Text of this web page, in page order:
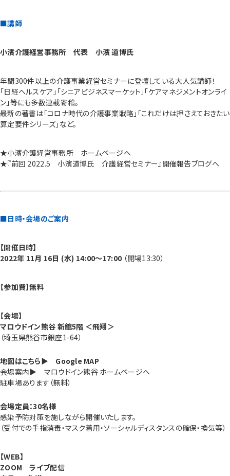
■講師
小濱介護経営事務所 代表 小濱 道博氏
年間300件以上の介護事業経営セミナーに登壇している大人気講師！
「日経ヘルスケア」「シニアビジネスマーケット」「ケアマネジメントオンライ
ン」等にも多数連載寄稿。
最新の著書は「コロナ時代の介護事業戦略」「これだけは押さえておきたい
算定要件シリーズ」など。
★小濱介護経営事務所 ホームページへ
★『前回 2022.5 小濱道博氏 介護経営セミナー』開催報告ブログへ
■日時・会場のご案内
【開催日時】
2022年 11月 16日 (水) 14:00～17:00 （開場13:30）
【参加費】無料
【会場】
マロウドイン熊谷 新館5階 ＜飛翔＞
（埼玉県熊谷市銀座1-64）
地図はこちら▶ Google MAP
会場案内▶ マロウドイン熊谷 ホームページへ
駐車場あります（無料）
会場定員：30名様
感染予防対策を施しながら開催いたします。
（受付での手指消毒・マスク着用・ソーシャルディスタンスの確保・換気等）
【WEB】
ZOOM ライブ配信